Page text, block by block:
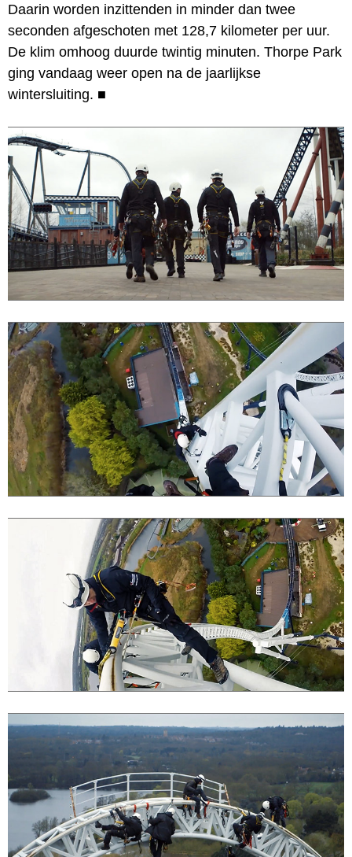
Daarin worden inzittenden in minder dan twee
seconden afgeschoten met 128,7 kilometer per uur.
De klim omhoog duurde twintig minuten. Thorpe Park
ging vandaag weer open na de jaarlijkse
wintersluiting. ■